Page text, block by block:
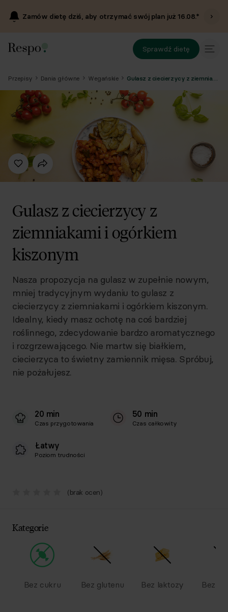
Zamów dietę dziś, aby otrzymać swój plan już16.08.*
Sprawdź dietę
Przepisy Dania główne Wegańskie
Gulasz z ciecierzycy z
ziemniakami i ogórkiem
kiszonym
Nasza propozycja na gulasz w zupełnie nowym,
mniej tradycyjnym wydaniu to gulasz z
ciecierzycy z ziemniakami i ogórkiem kiszonym.
Idealny, kiedy masz ochotę na coś bardziej
roślinnego, zdecydowanie bardzo aromatycznego
i rozgrzewającego. Nie martw się białkiem,
ciecierzyca to świetny zamiennik mięsa. Spróbuj,
nie pożałujesz.
20 min
Czas przygotowania
50 min
Czas całkowity
Łatwy
Poziom trudności
(brak ocen)
Kategorie
Bez cukru Bez glutenu Bez laktozy Bez